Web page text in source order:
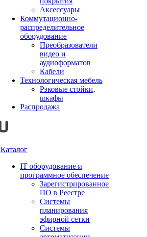
Аксессуары
Коммутационно-
распределительное
оборудование
Преобразователи
видео и
аудиоформатов
Кабели
Технологическая мебель
Рэковые стойки,
шкафы
Распродажа
Каталог
IT оборудование и
программное обеспечение
Зарегистрированное
ПО в Реестре
Системы
планирования
эфирной сетки
Системы